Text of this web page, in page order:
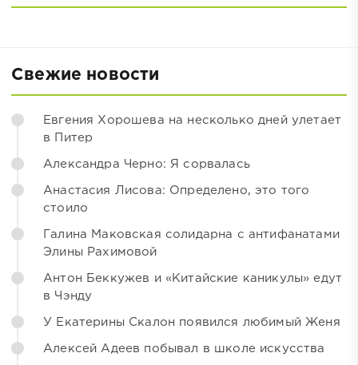
Свежие новости
Евгения Хорошева на несколько дней улетает
в Питер
Александра Черно: Я сорвалась
Анастасия Лисова: Определено, это того
стоило
Галина Маковская солидарна с антифанатами
Элины Рахимовой
Антон Беккужев и «Китайские каникулы» едут
в Чэнду
У Екатерины Скалон появился любимый Женя
Алексей Адеев побывал в школе искусства